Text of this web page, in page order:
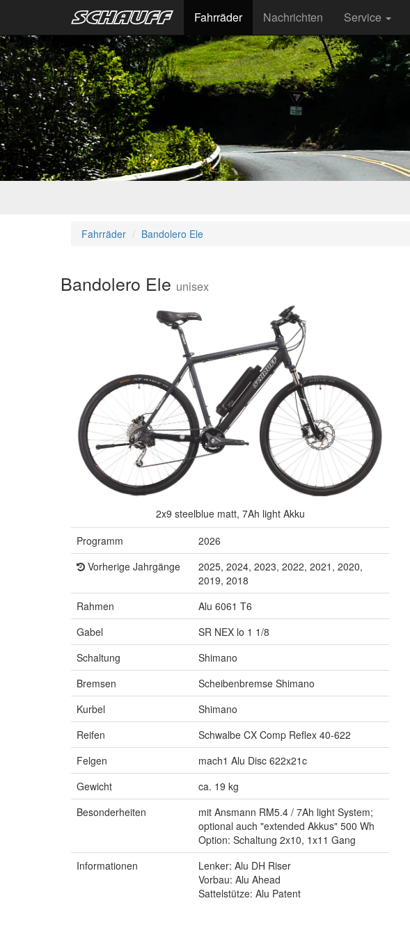
Fahrräder Nachrichten Service
Fahrräder Bandolero Ele
Bandolero Ele unisex
2x9 steelblue matt, 7Ah light Akku
Programm
2026
Vorherige Jahrgänge
2025, 2024, 2023, 2022, 2021, 2020,
2019, 2018
Rahmen
Alu 6061 T6
Gabel
SR NEX lo 1 1/8
Schaltung
Shimano
Bremsen
Scheibenbremse Shimano
Kurbel
Shimano
Reifen
Schwalbe CX Comp Reflex 40-622
Felgen
mach1 Alu Disc 622x21c
Gewicht
ca. 19 kg
Besonderheiten
mit Ansmann RM5.4 / 7Ah light System;
optional auch "extended Akkus" 500 Wh
Option: Schaltung 2x10, 1x11 Gang
Informationen
Lenker: Alu DH Riser
Vorbau: Alu Ahead
Sattelstütze: Alu Patent